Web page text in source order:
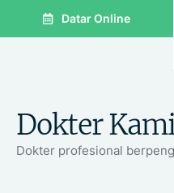
Datar Online
Dokter
Dokter profesional